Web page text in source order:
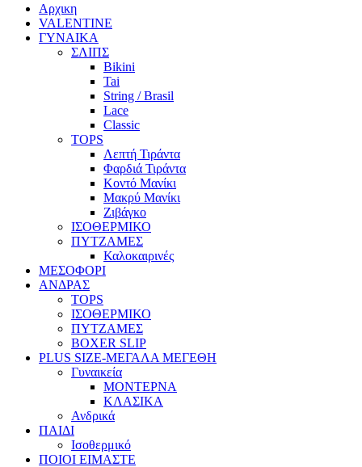
Αρχικη
VALENTINE
ΓΥΝΑΙΚΑ
ΣΛΙΠΣ
Bikini
Tai
String / Brasil
Lace
Classic
TOPS
Λεπτή Τιράντα
Φαρδιά Τιράντα
Κοντό Μανίκι
Μακρύ Μανίκι
Ζιβάγκο
ΙΣΟΘΕΡΜΙΚΟ
ΠΥΤΖΑΜΕΣ
Καλοκαιρινές
ΜΕΣΟΦΟΡΙ
ΑΝΔΡΑΣ
TOPS
ΙΣΟΘΕΡΜΙΚΟ
ΠΥΤΖΑΜΕΣ
BOXER SLIP
PLUS SIZE-ΜΕΓΑΛΑ ΜΕΓΕΘΗ
Γυναικεία
ΜΟΝΤΕΡΝΑ
ΚΛΑΣΙΚΑ
Ανδρικά
ΠΑΙΔΙ
Ισοθερμικό
ΠΟΙΟΙ ΕΙΜΑΣΤΕ